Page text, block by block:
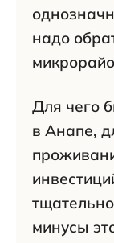
надо
Для чего
в Анапе,
минусы